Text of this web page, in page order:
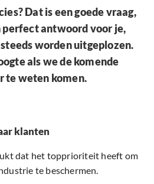
Dat is een goede vraag,
perfect antwoord voor je,
worden uitgeplozen.
als we de komende
te weten komen.
klanten
dat het topprioriteit heeft om
te beschermen.